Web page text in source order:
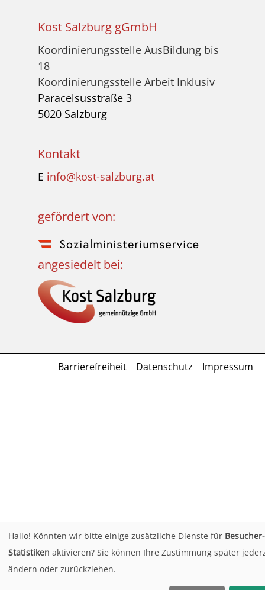
Kost Salzburg gGmbH
Koordinierungsstelle AusBildung bis
18
Koordinierungsstelle Arbeit Inklusiv
Paracelsusstraße 3
5020 Salzburg
Kontakt
E info@kost-salzburg.at
gefördert von:
angesiedelt bei:
Barrierefreiheit Datenschutz Impressum
Hallo! Könnten wir bitte einige zusätzliche Dienste für Besucher-
Statistiken aktivieren? Sie können Ihre Zustimmung später
ändern oder zurückziehen.